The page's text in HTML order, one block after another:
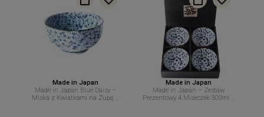
Made in Japan
Made in Japan Blue Daisy –
Miska z Kwiatkami na Zupę –
Made in Japan
Made in Japan – Zestaw
Prezentowy 4 Miseczek 300ml –